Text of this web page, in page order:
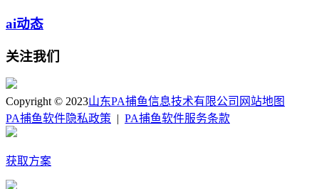
ai动态
关注我们
Copyright © 2023山东PA捕鱼信息技术有限公司 网站地图
PA捕鱼软件隐私政策
PA捕鱼软件服务条款
获取方案